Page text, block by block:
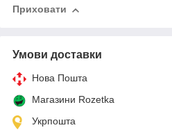
Приховати
Умови доставки
Нова Пошта
Магазини Rozetka
Укрпошта